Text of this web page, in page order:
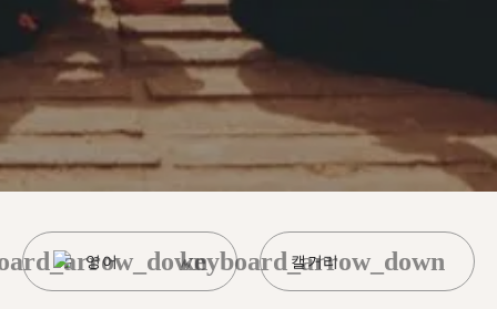
영어 캘거리
keyboard_arrow_down